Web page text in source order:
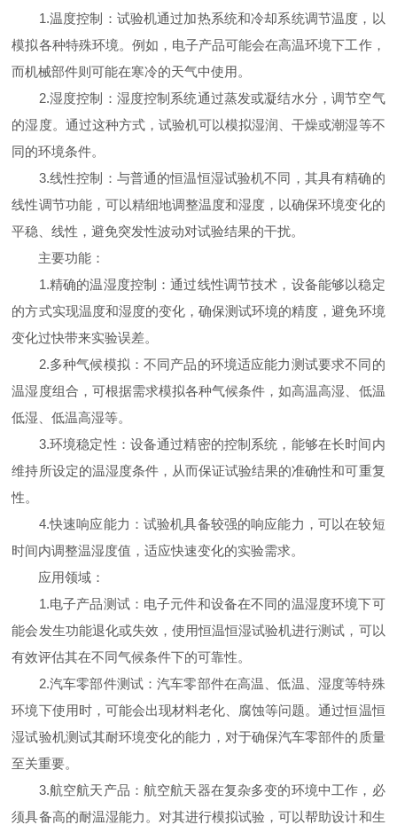
1.温度控制：试验机通过加热系统和冷却系统调节温度，以
模拟各种特殊环境。例如，电子产品可能会在高温环境下工作，
而机械部件则可能在寒冷的天气中使用。
2.湿度控制：湿度控制系统通过蒸发或凝结水分，调节空气
的湿度。通过这种方式，试验机可以模拟湿润、干燥或潮湿等不
同的环境条件。
3.线性控制：与普通的恒温恒湿试验机不同，其具有精确的
线性调节功能，可以精细地调整温度和湿度，以确保环境变化的
平稳、线性，避免突发性波动对试验结果的干扰。
主要功能：
1.精确的温湿度控制：通过线性调节技术，设备能够以稳定
的方式实现温度和湿度的变化，确保测试环境的精度，避免环境
变化过快带来实验误差。
2.多种气候模拟：不同产品的环境适应能力测试要求不同的
温湿度组合，可根据需求模拟各种气候条件，如高温高湿、低温
低湿、低温高湿等。
3.环境稳定性：设备通过精密的控制系统，能够在长时间内
维持所设定的温湿度条件，从而保证试验结果的准确性和可重复
性。
4.快速响应能力：试验机具备较强的响应能力，可以在较短
时间内调整温湿度值，适应快速变化的实验需求。
应用领域：
1.电子产品测试：电子元件和设备在不同的温湿度环境下可
能会发生功能退化或失效，使用恒温恒湿试验机进行测试，可以
有效评估其在不同气候条件下的可靠性。
2.汽车零部件测试：汽车零部件在高温、低温、湿度等特殊
环境下使用时，可能会出现材料老化、腐蚀等问题。通过恒温恒
湿试验机测试其耐环境变化的能力，对于确保汽车零部件的质量
至关重要。
3.航空航天产品：航空航天器在复杂多变的环境中工作，必
须具备高的耐温湿能力。对其进行模拟试验，可以帮助设计和生